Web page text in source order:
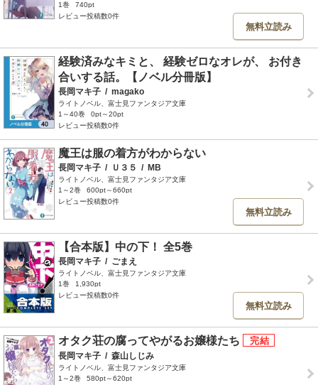
1巻
740pt
レビュー投稿数0件
無料立読み
経験済みなキミと、 経験ゼロなオレが、 お付き
合いする話。【ノベル分冊版】
長岡マキ子 / magako
ライトノベル、富士見ファンタジア文庫
1～40巻
0pt～20pt
レビュー投稿数0件
魔王は服の着方がわからない
長岡マキ子 / Ｕ３５ / MB
ライトノベル、富士見ファンタジア文庫
1～2巻
600pt～660pt
レビュー投稿数0件
無料立読み
【合本版】中の下！ 全5巻
長岡マキ子 / ごまえ
ライトノベル、富士見ファンタジア文庫
1巻
1,930pt
レビュー投稿数0件
無料立読み
オタク荘の腐ってやがるお嬢様たち
長岡マキ子 / 森山しじみ
ライトノベル、富士見ファンタジア文庫
1～2巻
580pt～620pt